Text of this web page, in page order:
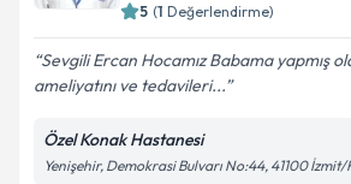
Kişisel verilerimin işlenmesine
Metni'ni okudum ve kişisel
5 (1 Değerlendirme)
Sevgili Ercan Hocamız Babama yapmış
ameliyatını ve tedavileri...
Özel Konak Hastanesi
Yenişehir, Demokrasi Bulvarı No:44, 41100